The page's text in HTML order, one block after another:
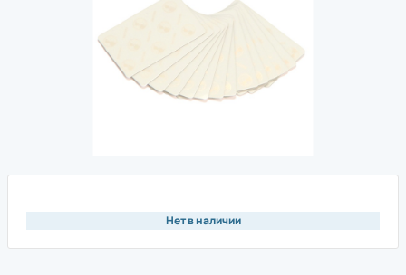
Нет в наличии